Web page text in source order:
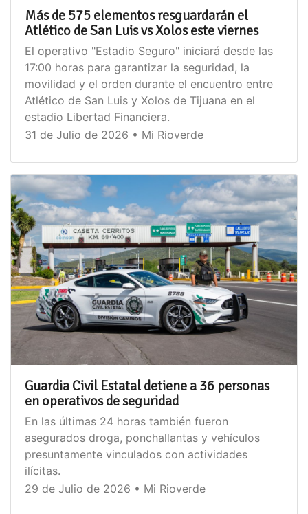
Más de 575 elementos resguardarán el
Atlético de San Luis vs Xolos este viernes
El operativo "Estadio Seguro" iniciará desde las
17:00 horas para garantizar la seguridad, la
movilidad y el orden durante el encuentro entre
Atlético de San Luis y Xolos de Tijuana en el
estadio Libertad Financiera.
31 de Julio de 2026 • Mi Rioverde
Guardia Civil Estatal detiene a 36 personas
en operativos de seguridad
En las últimas 24 horas también fueron
asegurados droga, ponchallantas y vehículos
presuntamente vinculados con actividades
ilícitas.
29 de Julio de 2026 • Mi Rioverde